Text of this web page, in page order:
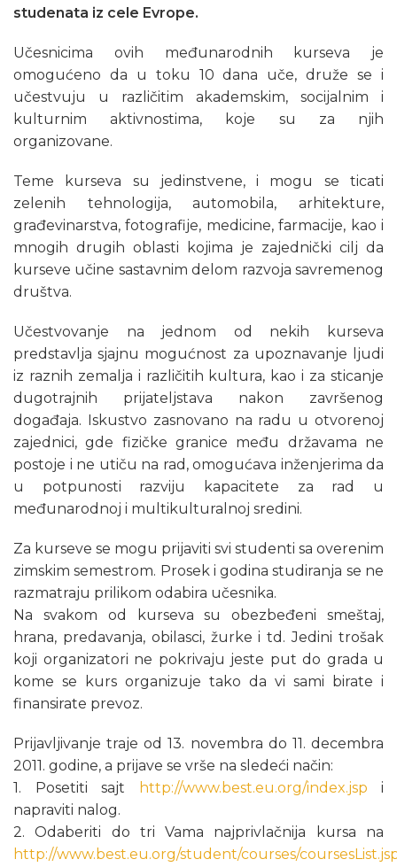
studenata iz cele Evrope.
Učesnicima ovih međunarodnih kurseva je
omogućeno da u toku 10 dana uče, druže se i
učestvuju u različitim akademskim, socijalnim i
kulturnim aktivnostima, koje su za njih
organizovane.
Teme kurseva su jedinstvene, i mogu se ticati
zelenih tehnologija, automobila, arhitekture,
građevinarstva, fotografije, medicine, farmacije, kao i
mnogih drugih oblasti kojima je zajednički cilj da
kurseve učine sastavnim delom razvoja savremenog
društva.
Učestvovanje na jednom od nekih kurseva
predstavlja sjajnu mogućnost za upoznavanje ljudi
iz raznih zemalja i različitih kultura, kao i za sticanje
dugotrajnih prijateljstava nakon završenog
događaja. Iskustvo zasnovano na radu u otvorenoj
zajednici, gde fizičke granice među državama ne
postoje i ne utiču na rad, omogućava inženjerima da
u potpunosti razviju kapacitete za rad u
međunarodnoj i multikulturalnoj sredini.
Za kurseve se mogu prijaviti svi studenti sa overenim
zimskim semestrom. Prosek i godina studiranja se ne
razmatraju prilikom odabira učesnika.
Na svakom od kurseva su obezbeđeni smeštaj,
hrana, predavanja, obilasci, žurke i td. Jedini trošak
koji organizatori ne pokrivaju jeste put do grada u
kome se kurs organizuje tako da vi sami birate i
finansirate prevoz.
Prijavljivanje traje od 13. novembra do 11. decembra
2011. godine, a prijave se vrše na sledeći način:
1. Posetiti sajt
http://www.best.eu.org/index.jsp i
napraviti nalog.
2. Odaberiti do tri Vama najprivlačnija kursa na
http://www.best.eu.org/student/courses/